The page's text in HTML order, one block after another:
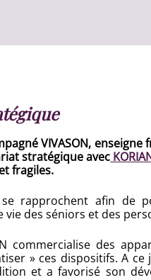
VIVASON,
stratégique avec
fragiles.
se rapprochent afin de
des séniors et des
commercialise des
» ces dispositifs. A
et a favorisé son